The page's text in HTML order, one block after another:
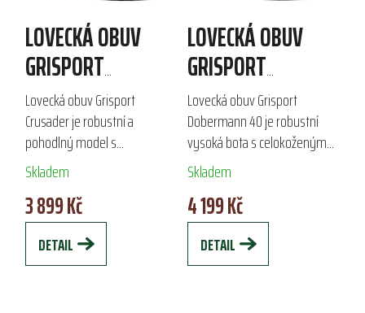
LOVECKÁ OBUV
GRISPORT
CRUSADER
Lovecká obuv Grisport
Crusader je robustní a
pohodlný model s
celokoženým svrškem z
hověziny Dakar, ideální pro
náročné terény. Díky
voděodolné membráně Spo-
Tex a kvalitní...
Skladem
3 899 Kč
DETAIL
LOVECKÁ OBUV
GRISPORT
DOBERMANN 40
Lovecká obuv Grisport
Dobermann 40 je robustní
vysoká bota s celokoženým
svrškem z hlazené hověziny
Dakar, ideální pro náročné
lovecké podmínky. Díky
lehčené PU mezipodešvi a...
Skladem
4 199 Kč
DETAIL